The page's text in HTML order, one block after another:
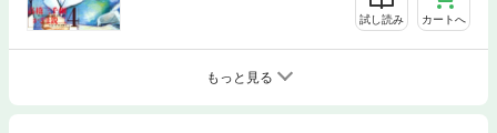
試し読み カートへ
もっと見る